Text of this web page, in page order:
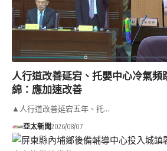
人行道改善延宕、托嬰中心冷氣
綿：應加速改善
▲人行道改善延宕五年、托…
亞太新聞2026/08/07